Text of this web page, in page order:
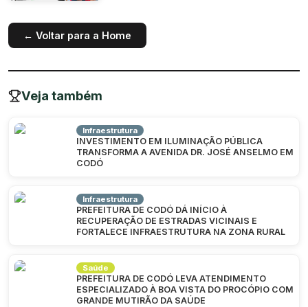
← Voltar para a Home
Veja também
Infraestrutura
INVESTIMENTO EM ILUMINAÇÃO PÚBLICA
TRANSFORMA A AVENIDA DR. JOSÉ ANSELMO EM
CODÓ
Infraestrutura
PREFEITURA DE CODÓ DÁ INÍCIO À
RECUPERAÇÃO DE ESTRADAS VICINAIS E
FORTALECE INFRAESTRUTURA NA ZONA RURAL
Saúde
PREFEITURA DE CODÓ LEVA ATENDIMENTO
ESPECIALIZADO À BOA VISTA DO PROCÓPIO COM
GRANDE MUTIRÃO DA SAÚDE